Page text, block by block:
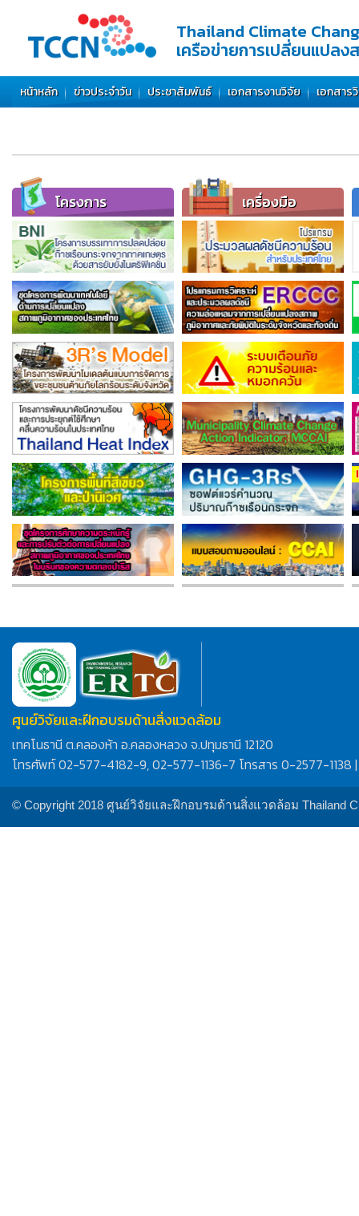
Thailand Climate
เครือข่ายการเปลี่ยนแปลง
หน้าหลัก ข่าวประจำวัน ประชาสัมพันธ์ เอกสารงานวิจัย เอกสาร
โครงการ เครื่องมือ
ศูนย์วิจัยและฝึกอบรมด้านสิ่งแวดล้อม
เทคโนธานี ต.คลองห้า อ.คลองหลวง จ.ปทุมธานี 12120
โทรศัพท์ 02-577-4182-9, 02-577-1136-7 โทรสาร 0-2577-1138
© Copyright 2018 ศูนย์วิจัยและฝึกอบรมด้านสิ่งแวดล้อม Thailand